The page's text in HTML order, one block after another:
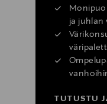
ja juhlan
TUTUSTU